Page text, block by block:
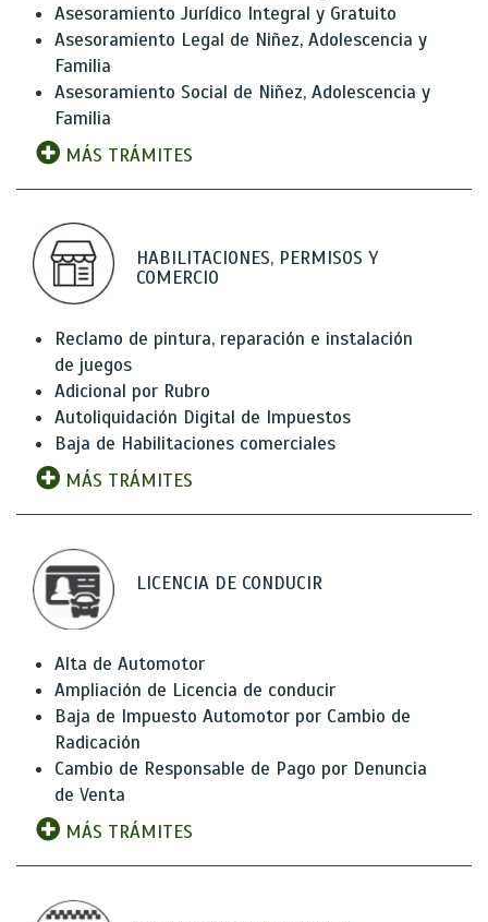
Asesoramiento Jurídico Integral y Gratuito
Asesoramiento Legal de Niñez, Adolescencia y
Familia
Asesoramiento Social de Niñez, Adolescencia y
Familia
MÁS TRÁMITES
HABILITACIONES, PERMISOS Y
COMERCIO
Reclamo de pintura, reparación e instalación
de juegos
Adicional por Rubro
Autoliquidación Digital de Impuestos
Baja de Habilitaciones comerciales
MÁS TRÁMITES
LICENCIA DE CONDUCIR
Alta de Automotor
Ampliación de Licencia de conducir
Baja de Impuesto Automotor por Cambio de
Radicación
Cambio de Responsable de Pago por Denuncia
de Venta
MÁS TRÁMITES